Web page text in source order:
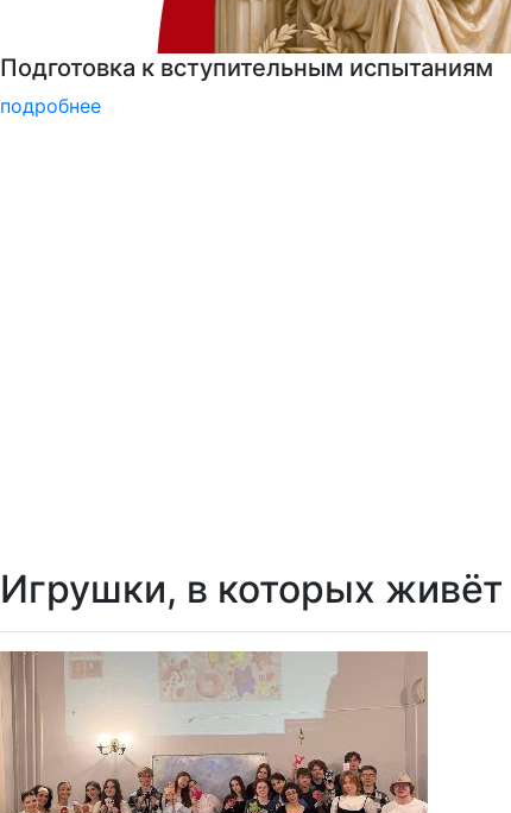
Узнайте все о поступлении!
подробнее
Игрушки, в которых живёт